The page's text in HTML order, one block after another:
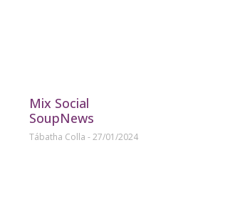
Mix Social
SoupNews
Tábatha Colla 27/01/2024